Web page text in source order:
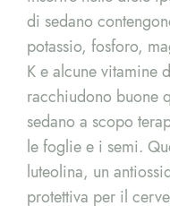
di sedano
potassio, fosforo,
K e alcune vitamine
racchiudono buone
sedano a scopo
le foglie e i semi.
luteolina, un
protettiva per il